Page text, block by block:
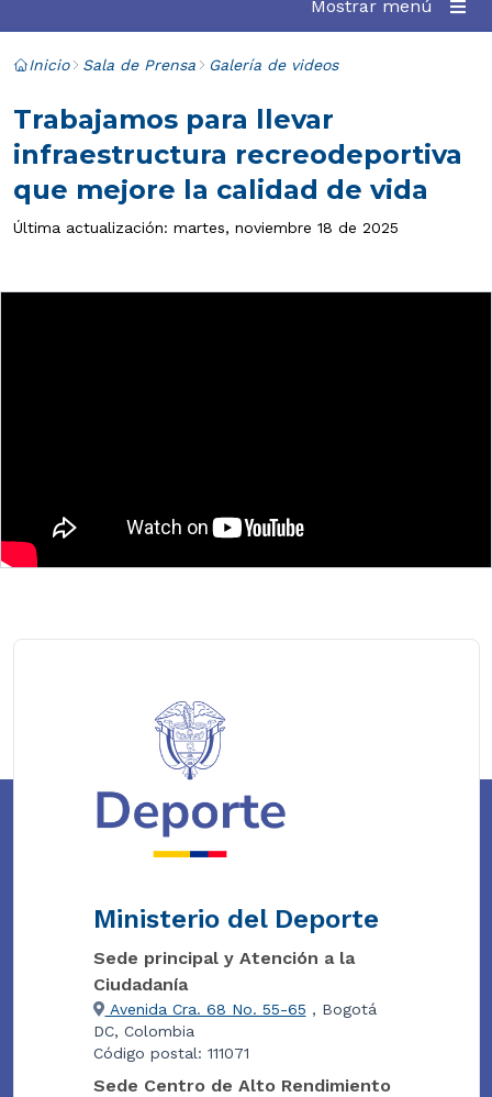
Mostrar menú
Inicio Sala de Prensa Galería de videos
Trabajamos para llevar
infraestructura recreodeportiva
que mejore la calidad de vida
Última actualización: martes, noviembre 18 de 2025
Ministerio del Deporte
Sede principal y Atención a la
Ciudadanía
Avenida Cra. 68 No. 55-65 , Bogotá
DC, Colombia
Código postal: 111071
Sede Centro de Alto Rendimiento